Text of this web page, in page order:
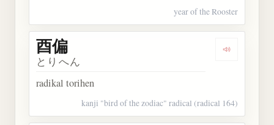
year of the Rooster
Dengarkan
酉偏
とりへん
radikal torihen
kanji "bird of the zodiac" radical (radical 164)